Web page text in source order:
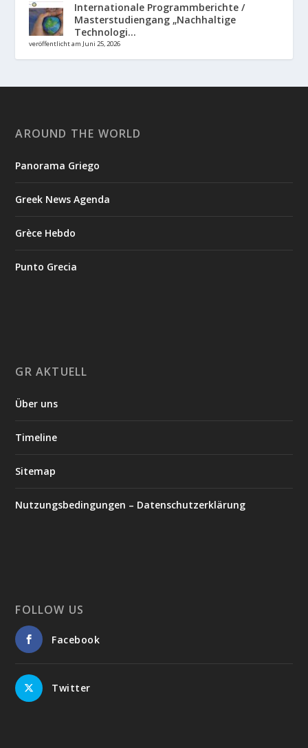
Internationale Programmberichte /
Masterstudiengang „Nachhaltige
Technologi...
veröffentlicht am Juni 25, 2026
AROUND THE WORLD
Panorama Griego
Greek News Agenda
Grèce Hebdo
Punto Grecia
GR AKTUELL
Über uns
Timeline
Sitemap
Nutzungsbedingungen – Datenschutzerklärung
FOLLOW US
Facebook
Twitter